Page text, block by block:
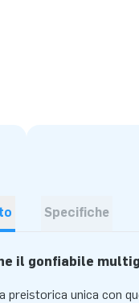
Specifiche
il gonfiabile
preistorica unica con